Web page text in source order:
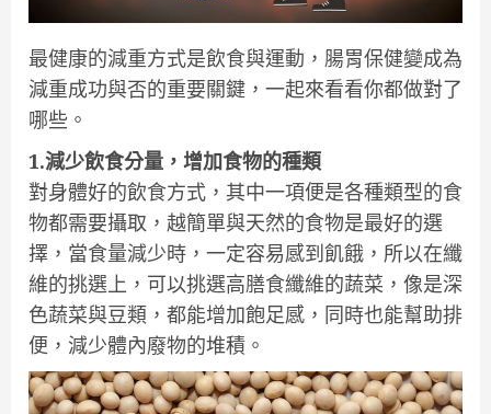
最健康的減重方式是飲食與運動，腸胃保健變成為
減重成功與否的重要關鍵，一起來看看你都做對了
哪些。
1.減少飲食分量，增加食物的種類
對身體好的飲食方式，其中一項便是各種類型的食
物都需要攝取，越簡單與天然的食物是最好的選
擇，當食量減少時，一定容易感到飢餓，所以在纖
維的挑選上，可以挑選高膳食纖維的蔬菜，像是深
色蔬菜與豆類，都能增加飽足感，同時也能幫助排
便，減少體內廢物的堆積。